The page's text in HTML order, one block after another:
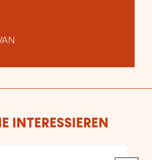
INTERESSIEREN